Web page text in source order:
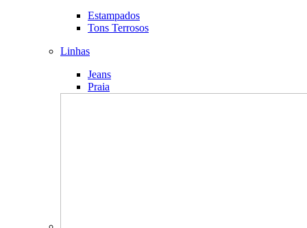
Estampados
Tons Terrosos
Linhas
Jeans
Praia